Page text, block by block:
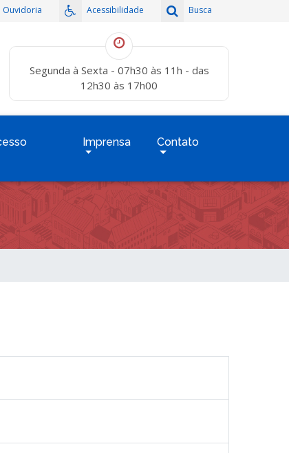
Busca
Acessibilidade
Ouvidoria
Segunda à Sexta - 07h30 às 11h - das
12h30 às 17h00
Imprensa Contato